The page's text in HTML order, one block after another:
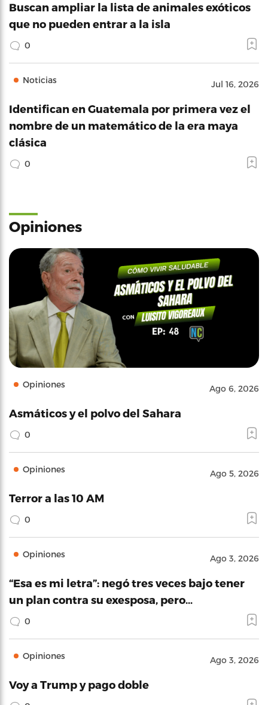
Buscan ampliar la lista de animales exóticos
que no pueden entrar a la isla
0
Noticias Jul 16, 2026
Identifican en Guatemala por primera vez el
nombre de un matemático de la era maya
clásica
0
Opiniones
Opiniones Ago 6, 2026
Asmáticos y el polvo del Sahara
0
Opiniones Ago 5, 2026
Terror a las 10 AM
0
Opiniones Ago 3, 2026
“Esa es mi letra”: negó tres veces bajo tener
un plan contra su exesposa, pero…
0
Opiniones Ago 3, 2026
Voy a Trump y pago doble